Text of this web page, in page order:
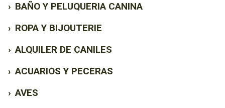
› BAÑO Y PELUQUERIA CANINA
› ROPA Y BIJOUTERIE
› ALQUILER DE CANILES
› ACUARIOS Y PECERAS
› AVES